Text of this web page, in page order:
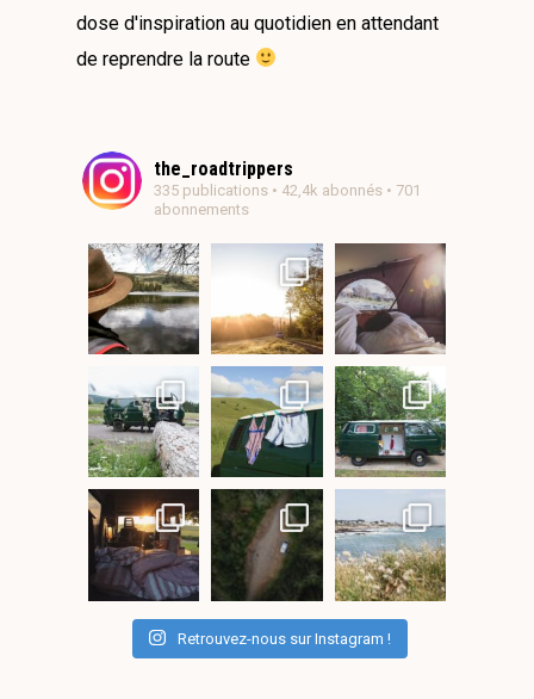
dose d'inspiration au quotidien en attendant
de reprendre la route
the_roadtrippers
335 publications • 42,4k abonnés • 701
abonnements
Retrouvez-nous sur Instagram !